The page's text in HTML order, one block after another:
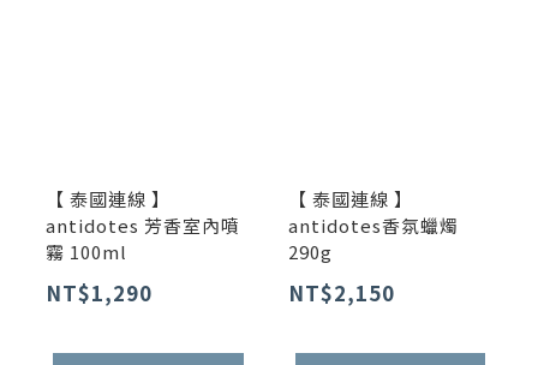
【 泰國連線 】
antidotes 芳香室內噴
霧 100ml
NT$1,290
【 泰國連線 】
antidotes香氛蠟燭
290g
NT$2,150